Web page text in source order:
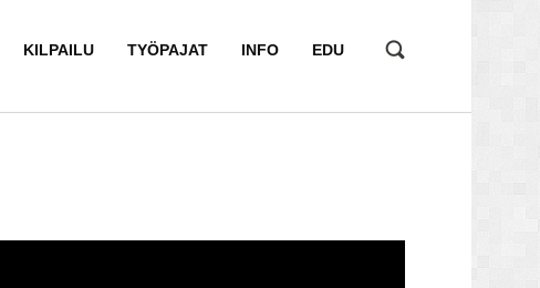
KILPAILU TYÖPAJAT INFO EDU